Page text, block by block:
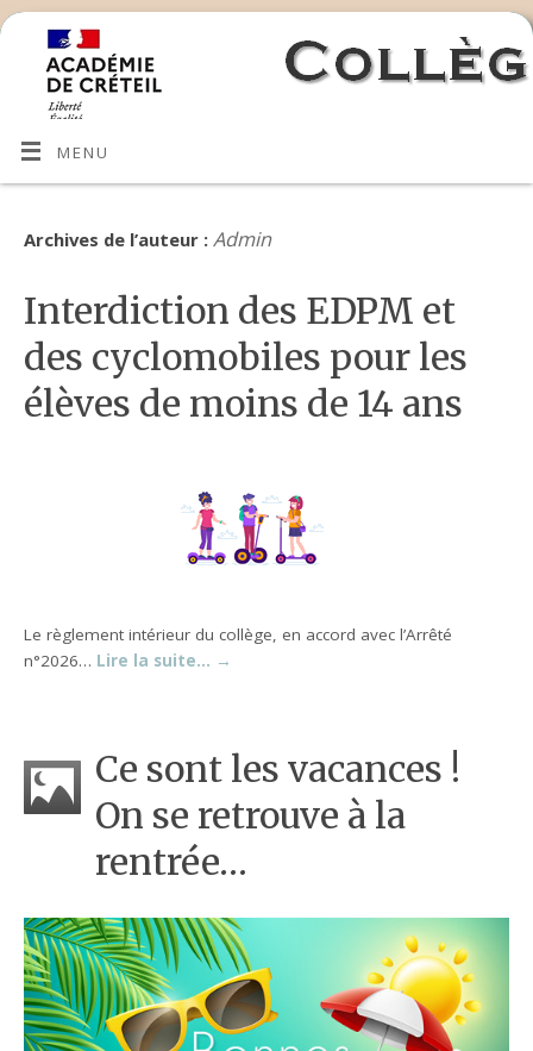
MENU
Archives de l’auteur : Admin
Interdiction des EDPM et
des cyclomobiles pour les
élèves de moins de 14 ans
Le règlement intérieur du collège, en accord avec l’Arrêté
n°2026… Lire la suite… →
Ce sont les vacances !
On se retrouve à la
rentrée…